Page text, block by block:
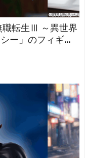
転生Ⅲ ～異世界
ー」のフィギュ